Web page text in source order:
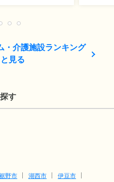
・介護施設ランキング
見る
す
野市 湖西市 伊豆市